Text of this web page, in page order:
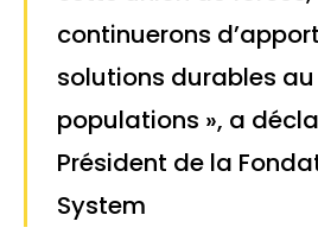
continuerons
solutions durables
populations », a
Président de la
System